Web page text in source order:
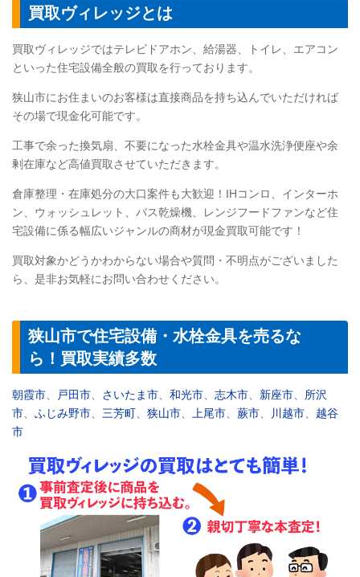
買取ヴィレッジとは
買取ヴィレッジではテレビドアホン、給湯器、トイレ、エアコン
といった住宅設備全般の買取を行っております。
狭山市にお住まいのお客様は直接商品を持ち込んでいただければ
その場で現金化可能です。
工事で余った換気扇、不要になった水栓金具や温水洗浄便座や余
剰在庫など高値買取させていただきます。
倉庫整理・在庫処分の大口案件も大歓迎！IHコンロ、インターホ
ン、ウォッシュレット、バス乾燥機、レンジフードファンなど住
宅設備に係る幅広いジャンルの商材が現金買取可能です！
買取対象かどうかわからない場合や質問・不明点がございました
ら、是非お気軽にお問い合わせください。
狭山市で住宅設備・水栓金具を売るな
ら！買取実績多数
朝霞市 戸田市 さいたま市 和光市 志木市 新座市
所沢
市
ふじみ野市 三芳町 狭山市 上尾市 蕨市 川越市
越谷
市